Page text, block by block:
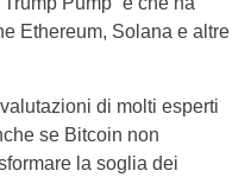
Ethereum, Solana e altre
di molti esperti
se Bitcoin non
la soglia dei